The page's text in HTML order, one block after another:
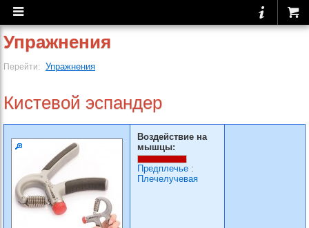
Упражнения
Перейти: Упражнения
Кистевой эспандер
Воздействие на
мышцы:
Предплечье :
Плечелучевая